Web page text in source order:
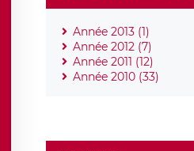
Année 2013 (1)
Année 2012 (7)
Année 2011 (12)
Année 2010 (33)